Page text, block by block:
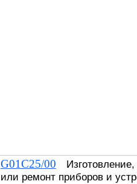
G01C25/00 Изготовление,
или ремонт приборов и